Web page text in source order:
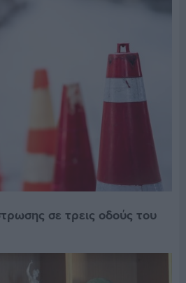
σε τρεις οδούς του